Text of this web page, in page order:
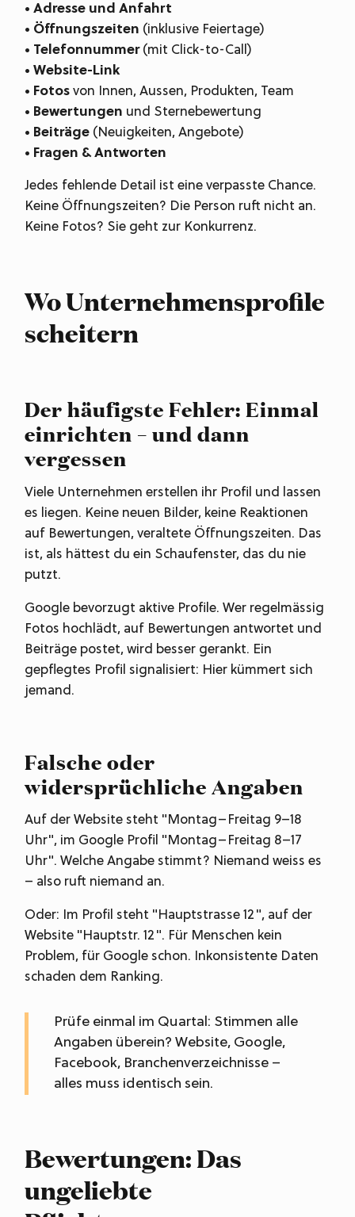
• Adresse und Anfahrt
• Öffnungszeiten (inklusive Feiertage)
• Telefonnummer(mit Click-to-Call)
• Website-Link
• Fotos von Innen, Aussen, Produkten, Team
• Bewertungen und Sternebewertung
• Beiträge (Neuigkeiten, Angebote)
• Fragen & Antworten
Jedes fehlende Detail ist eine verpasste Chance.
Keine Öffnungszeiten? Die Person ruft nicht an.
Keine Fotos? Sie geht zur Konkurrenz.
Wo Unternehmensprofile
scheitern
Der häufigste Fehler: Einmal
einrichten – und dann
vergessen
Viele Unternehmen erstellen ihr Profil und lassen
es liegen. Keine neuen Bilder, keine Reaktionen
auf Bewertungen, veraltete Öffnungszeiten. Das
ist, als hättest du ein Schaufenster, das du nie
putzt.
Google bevorzugt aktive Profile. Wer regelmässig
Fotos hochlädt, auf Bewertungen antwortet und
Beiträge postet, wird besser gerankt. Ein
gepflegtes Profil signalisiert: Hier kümmert sich
jemand.
Falsche oder
widersprüchliche Angaben
Auf der Website steht "Montag–Freitag 9–18
Uhr", im Google Profil "Montag–Freitag 8–17
Uhr". Welche Angabe stimmt? Niemand weiss es
– also ruft niemand an.
Oder: Im Profil steht "Hauptstrasse 12", auf der
Website "Hauptstr. 12". Für Menschen kein
Problem, für Google schon. Inkonsistente Daten
schaden dem Ranking.
Prüfe einmal im Quartal: Stimmen alle
Angaben überein? Website, Google,
Facebook, Branchenverzeichnisse –
alles muss identisch sein.
Bewertungen: Das
ungeliebte